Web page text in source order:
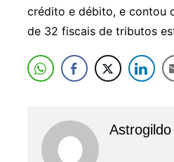
crédito e débito, e contou
de 32 fiscais de tributos